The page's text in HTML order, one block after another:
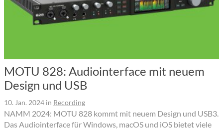
MOTU 828: Audiointerface mit neuem
Design und USB
10. Jan. 2024 in Recording
NAMM 2024: MOTU 828 kommt mit neuem Design und USB3.
Das Audiointerface für Windows, macOS und iOS bietet viele